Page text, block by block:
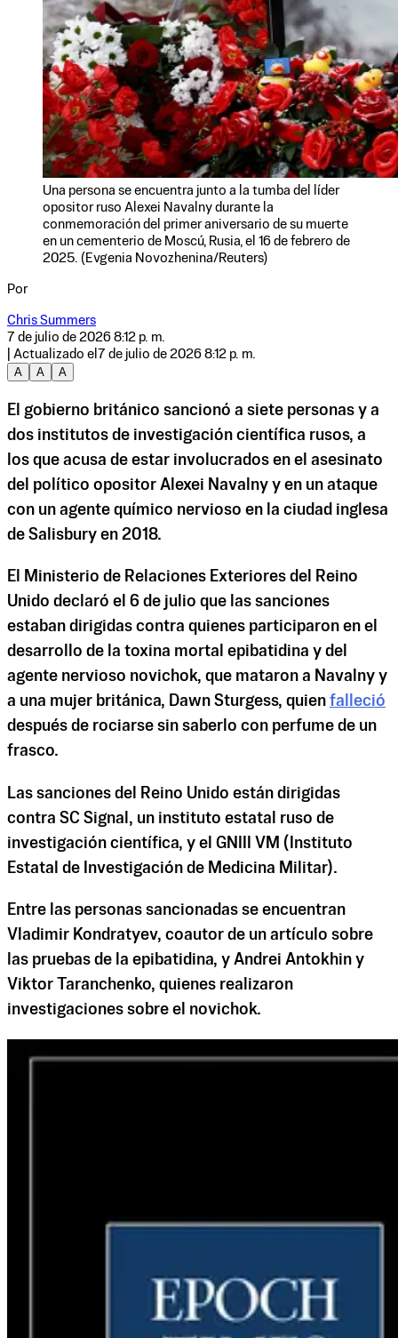
Una persona se encuentra junto a la tumba del líder
opositor ruso Alexei Navalny durante la
conmemoración del primer aniversario de su muerte
en un cementerio de Moscú, Rusia, el 16 de febrero de
2025. (Evgenia Novozhenina/Reuters)
Por
Chris Summers
7 de julio de 2026 8:12 p. m.
| Actualizado el 7 de julio de 2026 8:12 p. m.
A
A A
El gobierno británico sancionó a siete personas y a
dos institutos de investigación científica rusos, a
los que acusa de estar involucrados en el asesinato
del político opositor Alexei Navalny y en un ataque
con un agente químico nervioso en la ciudad inglesa
de Salisbury en 2018.
El Ministerio de Relaciones Exteriores del Reino
Unido declaró el 6 de julio que las sanciones
estaban dirigidas contra quienes participaron en el
desarrollo de la toxina mortal epibatidina y del
agente nervioso novichok, que mataron a Navalny y
a una mujer británica, Dawn Sturgess, quien falleció
después de rociarse sin saberlo con perfume de un
frasco.
Las sanciones del Reino Unido están dirigidas
contra SC Signal, un instituto estatal ruso de
investigación científica, y el GNIII VM (Instituto
Estatal de Investigación de Medicina Militar).
Entre las personas sancionadas se encuentran
Vladimir Kondratyev, coautor de un artículo sobre
las pruebas de la epibatidina, y Andrei Antokhin y
Viktor Taranchenko, quienes realizaron
investigaciones sobre el novichok.